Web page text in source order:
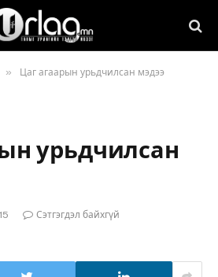
» Цаг агаарын урьдчилсан мэдээ
урьдчилсан
Сэтгэгдэл байхгүй